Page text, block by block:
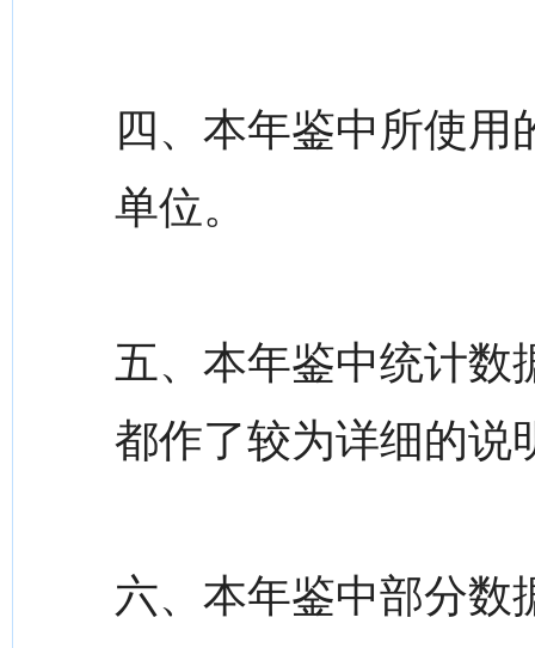
四、本年鉴中所使
单位。
五、本年鉴中统计数
都作了较为详细的说
六、本年鉴中部分数